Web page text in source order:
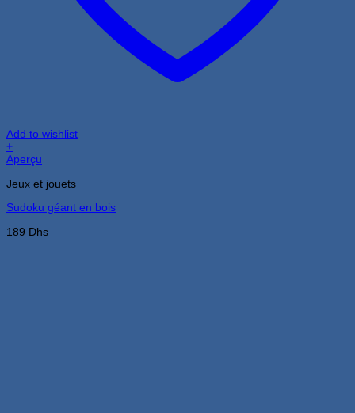
Add to wishlist
+
Aperçu
Jeux et jouets
Sudoku géant en bois
189 Dhs